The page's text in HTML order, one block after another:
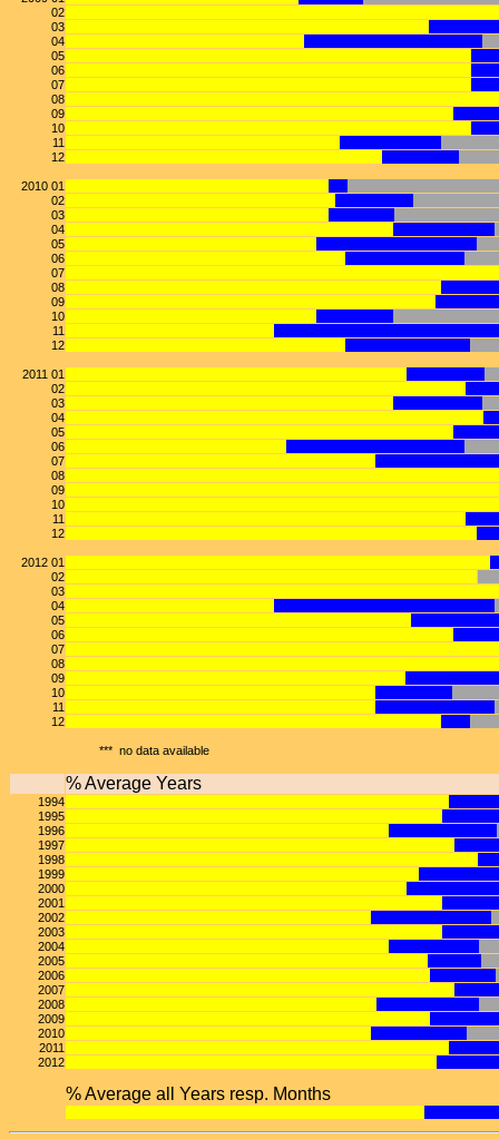
02
03
04
05
06
07
08
09
10
11
12
2010 01
02
03
04
05
06
07
08
09
10
11
12
2011 01
02
03
04
05
06
07
08
09
10
11
12
2012 01
02
03
04
05
06
07
08
09
10
11
12
*** no data available
% Average Years
1994
1995
1996
1997
1998
1999
2000
2001
2002
2003
2004
2005
2006
2007
2008
2009
2010
2011
2012
% Average all Years resp. Months